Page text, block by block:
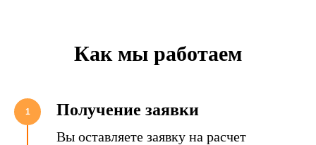
Как мы работаем
1 Получение заявки
Вы оставляете заявку на расчет